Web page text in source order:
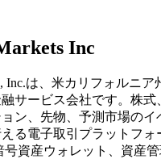
Inc
Inc.は、米カリフォルニ
サービス会社です。株式
ン、先物、予測市場のイ
る電子取引プラットフォ
号資産ウォレット、資産